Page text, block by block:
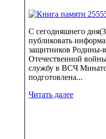
С сегодняшнего
публиковать
защитников Родины-
Отечественной
службу в ВСЧ
подготовлена...
Читать далее